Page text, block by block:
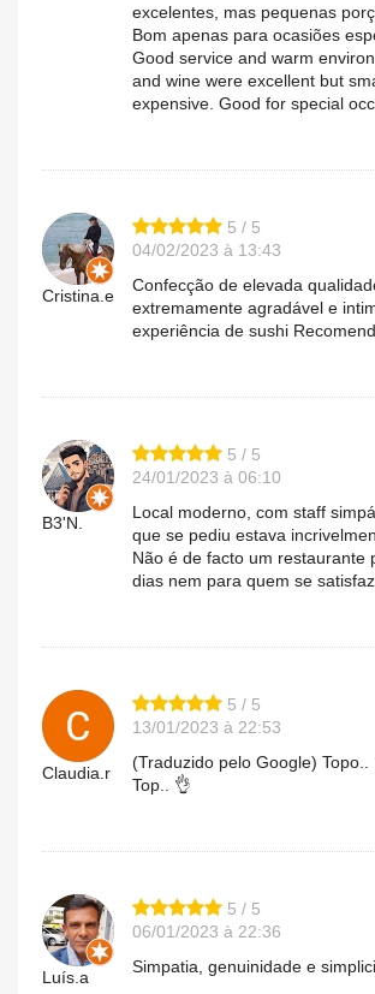
excelentes, mas pequenas
Bom apenas para ocasiões
Good service and warm
and wine were excellent but
expensive. Good for special
Cristina.e
5 / 5
04/02/2023 à 13:43
Confecção de elevada
extremamente agradável e
experiência de sushi
B3'N.
5 / 5
24/01/2023 à 06:10
Local moderno, com staff
que se pediu estava
Não é de facto um restaurante
dias nem para quem se
Claudia.r
5 / 5
13/01/2023 à 22:53
(Traduzido pelo Google) Topo..
Top.. 👌
Luís.a
5 / 5
06/01/2023 à 22:36
Simpatia, genuinidade e